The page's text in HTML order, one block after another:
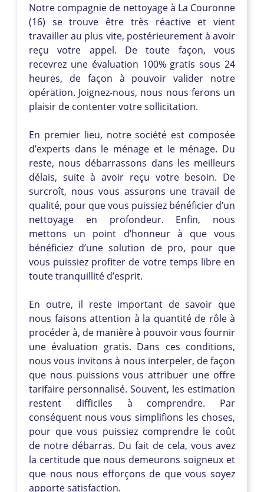
Notre compagnie de nettoyage à La Couronne
(16) se trouve être très réactive et vient
travailler au plus vite, postérieurement à avoir
reçu votre appel. De toute façon, vous
recevrez une évaluation 100% gratis sous 24
heures, de façon à pouvoir valider notre
opération. Joignez-nous, nous nous ferons un
plaisir de contenter votre sollicitation.
En premier lieu, notre société est composée
d’experts dans le ménage et le ménage. Du
reste, nous débarrassons dans les meilleurs
délais, suite à avoir reçu votre besoin. De
surcroît, nous vous assurons une travail de
qualité, pour que vous puissiez bénéficier d’un
nettoyage en profondeur. Enfin, nous
mettons un point d’honneur à que vous
bénéficiez d’une solution de pro, pour que
vous puissiez profiter de votre temps libre en
toute tranquillité d’esprit.
En outre, il reste important de savoir que
nous faisons attention à la quantité de rôle à
procéder à, de manière à pouvoir vous fournir
une évaluation gratis. Dans ces conditions,
nous vous invitons à nous interpeler, de façon
que nous puissions vous attribuer une offre
tarifaire personnalisé. Souvent, les estimation
restent difficiles à comprendre. Par
conséquent nous vous simplifions les choses,
pour que vous puissiez comprendre le coût
de notre débarras. Du fait de cela, vous avez
la certitude que nous demeurons soigneux et
que nous nous efforçons de que vous soyez
apporte satisfaction.